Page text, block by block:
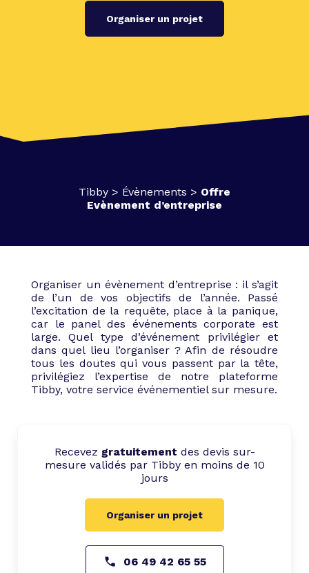
Organiser un projet
Tibby > Évènements > Offre
Evènement d’entreprise
Organiser un évènement d’entreprise : il s’agit
de l’un de vos objectifs de l’année. Passé
l’excitation de la requête, place à la panique,
car le panel des événements corporate est
large. Quel type d’événement privilégier et
dans quel lieu l’organiser ? Afin de résoudre
tous les doutes qui vous passent par la tête,
privilégiez l’expertise de notre plateforme
Tibby, votre service événementiel sur mesure.
Recevez gratuitement des devis sur-
mesure validés par Tibby en moins de 10
jours
Organiser un projet
06 49 42 65 55